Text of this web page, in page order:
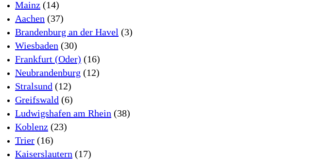
Mainz (14)
Aachen (37)
Brandenburg an der Havel (3)
Wiesbaden (30)
Frankfurt (Oder) (16)
Neubrandenburg (12)
Stralsund (12)
Greifswald (6)
Ludwigshafen am Rhein (38)
Koblenz (23)
Trier (16)
Kaiserslautern (17)